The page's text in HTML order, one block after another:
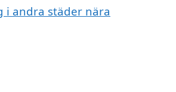
i andra städer nära